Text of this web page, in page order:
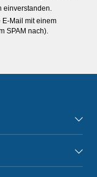
E-Mail mit einem
SPAM nach).